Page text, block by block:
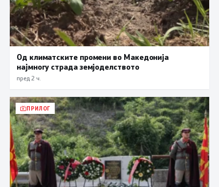
Од климатските промени во Македонија
најмногу страда земјоделството
пред 2 ч.
ПРИЛОГ